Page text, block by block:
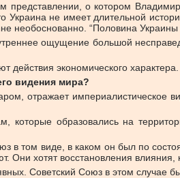
о котором
не имеет длительной
необоснованно. “Половина Украины
ощущение большой
действия экономического характера.
видения мира?
отражает империалистическое
которые образовались на
в том виде, в каком он был по
хотят восстановления
Советский Союз в этом случае